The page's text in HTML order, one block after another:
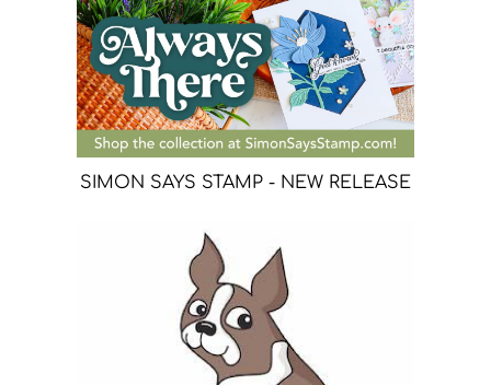
SIMON SAYS STAMP - NEW RELEASE